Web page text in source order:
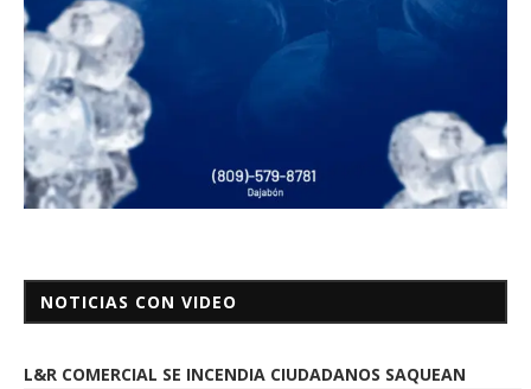
NOTICIAS CON VIDEO
L&R COMERCIAL SE INCENDIA CIUDADANOS SAQUEAN